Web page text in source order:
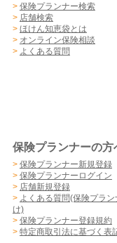
> 保険プランナー検索
> 店舗検索
> ほけん知恵袋とは
> オンライン保険相談
> よくある質問
保険プランナーの方
> 保険プランナー新規登録
> 保険プランナーログイン
> 店舗新規登録
> よくある質問(保険プラン
け)
> 保険プランナー登録規約
> 特定商取引法に基づく表